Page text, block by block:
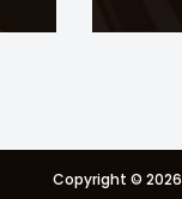
Copyright ©